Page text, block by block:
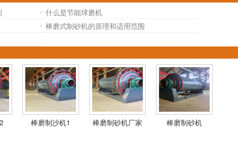
什么是节能球磨机
棒磨式制砂机的原理和适用范围
棒磨制沙机1 棒磨制砂机厂家 棒磨制砂机